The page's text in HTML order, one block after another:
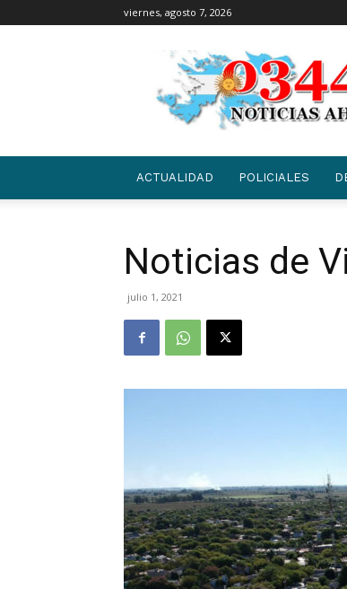
viernes, agosto 7, 2026
03442
|
NOTICIAS
ACTUALIDAD POLICIALES
Noticias de
julio 1, 2021